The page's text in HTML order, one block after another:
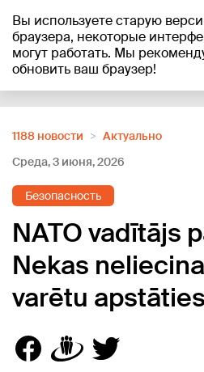
Вы используете старую
браузера, некоторые
могут работать. Мы
обновить ваш браузер!
+19°C
1188 новости
Актуально
Среда, 3 июня, 2026
Безопасность
NATO vadītājs
Nekas
varētu apstāties